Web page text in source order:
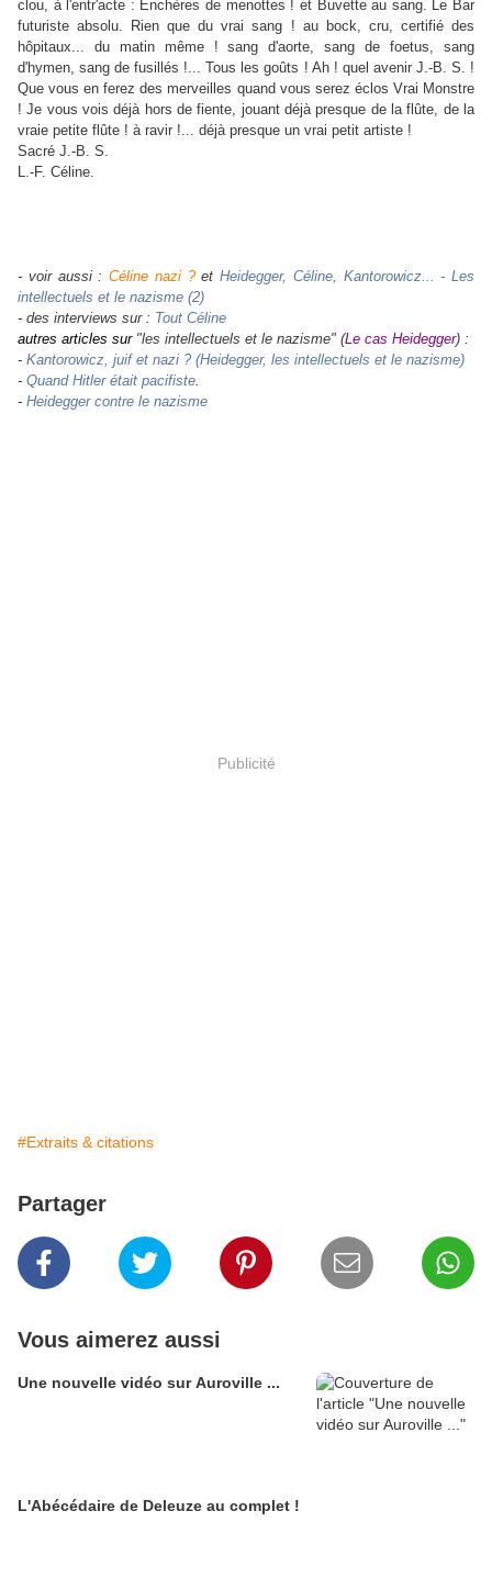
clou, à l'entr'acte : Enchères de menottes ! et Buvette au sang. Le Bar
futuriste absolu. Rien que du vrai sang ! au bock, cru, certifié des
hôpitaux... du matin même ! sang d'aorte, sang de foetus, sang
d'hymen, sang de fusillés !... Tous les goûts ! Ah ! quel avenir J.‑B. S. !
Que vous en ferez des merveilles quand vous serez éclos Vrai Monstre
! Je vous vois déjà hors de fiente, jouant déjà presque de la flûte, de la
vraie petite flûte ! à ravir !... déjà presque un vrai petit artiste !
Sacré J.‑B. S.
L.-F. Céline.
- voir aussi : Céline nazi ?et Heidegger, Céline, Kantorowicz... - Les
intellectuels et le nazisme (2)
- des interviews sur : Tout Céline
autres articles sur"les intellectuels et le nazisme" (Le cas Heidegger) :
- Kantorowicz, juif et nazi ? (Heidegger, les intellectuels et le nazisme)
- Quand Hitler était pacifiste.
- Heidegger contre le nazisme
Publicité
#Extraits & citations
Partager
Vous aimerez aussi
Une nouvelle vidéo sur Auroville ...
L'Abécédaire de Deleuze au complet !